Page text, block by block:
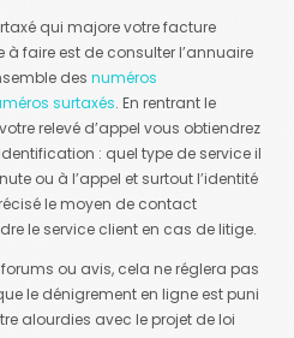
qui majore votre facture
à faire est de consulter l’annuaire
des numéros
surtaxés. En rentrant le
relevé d’appel vous obtiendrez
: quel type de service il
ou à l’appel et surtout l’identité
le moyen de contact
le service client en cas de litige.
ou avis, cela ne réglera pas
le dénigrement en ligne est puni
alourdies avec le projet de loi